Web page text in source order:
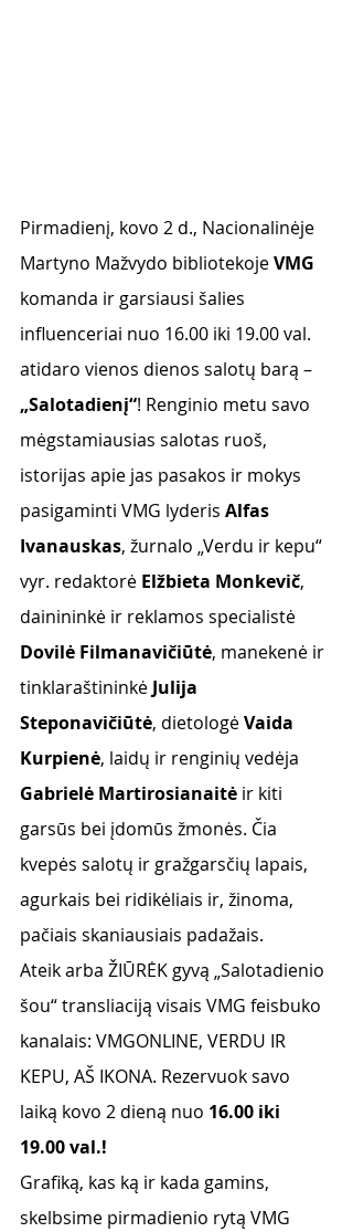
Pirmadienį, kovo 2 d., Nacionalinėje
Martyno Mažvydo bibliotekoje VMG
komanda ir garsiausi šalies
influenceriai nuo 16.00 iki 19.00 val.
atidaro vienos dienos salotų barą –
„Salotadienį“! Renginio metu savo
mėgstamiausias salotas ruoš,
istorijas apie jas pasakos ir mokys
pasigaminti VMG lyderis Alfas
Ivanauskas, žurnalo „Verdu ir kepu“
vyr. redaktorė Elžbieta Monkevič,
dainininkė ir reklamos specialistė
Dovilė Filmanavičiūtė, manekenė ir
tinklaraštininkė Julija
Steponavičiūtė, dietologė Vaida
Kurpienė, laidų ir renginių vedėja
Gabrielė Martirosianaitė ir kiti
garsūs bei įdomūs žmonės. Čia
kvepės salotų ir gražgarsčių lapais,
agurkais bei ridikėliais ir, žinoma,
pačiais skaniausiais padažais.
Ateik arba ŽIŪRĖK gyvą „Salotadienio
šou“ transliaciją visais VMG feisbuko
kanalais: VMGONLINE, VERDU IR
KEPU, AŠ IKONA. Rezervuok savo
laiką kovo 2 dieną nuo 16.00 iki
19.00 val.!
Grafiką, kas ką ir kada gamins,
skelbsime pirmadienio rytą VMG